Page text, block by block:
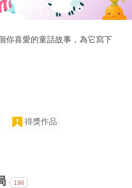
你喜愛的童話故事，為它寫下
得獎作品
196